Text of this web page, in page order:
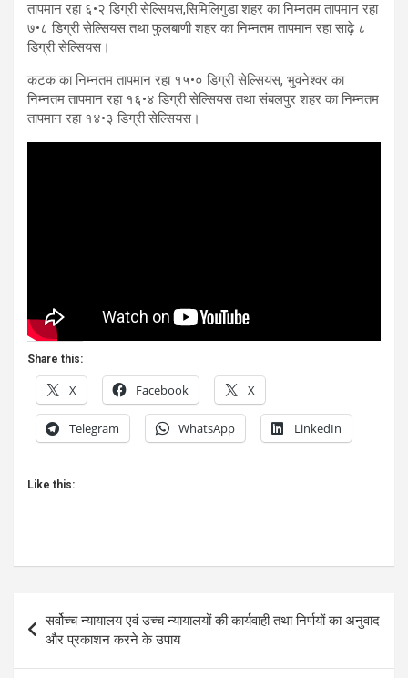
तापमान रहा ६•२ डिग्री सेल्सियस,सिमिलिगुडा शहर का निम्नतम तापमान रहा
७•८ डिग्री सेल्सियस तथा फुलबाणी शहर का निम्नतम तापमान रहा साढ़े ८
डिग्री सेल्सियस।
कटक का निम्नतम तापमान रहा १५•० डिग्री सेल्सियस, भुवनेश्वर का
निम्नतम तापमान रहा १६•४ डिग्री सेल्सियस तथा संबलपुर शहर का निम्नतम
तापमान रहा १४•३ डिग्री सेल्सियस।
Share this:
X Facebook X
Telegram WhatsApp LinkedIn
Like this:
Post
navigation
सर्वोच्च न्यायालय एवं उच्च न्यायालयों की कार्यवाही तथा निर्णयों का अनुवाद
और प्रकाशन करने के उपाय